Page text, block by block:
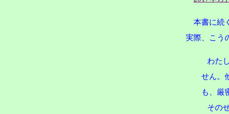
本書に続
実際、こう
わた
せん。
も、厳
その